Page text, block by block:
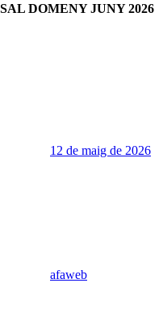
DOMENY JUNY 2026
12 de maig de 2026
afaweb